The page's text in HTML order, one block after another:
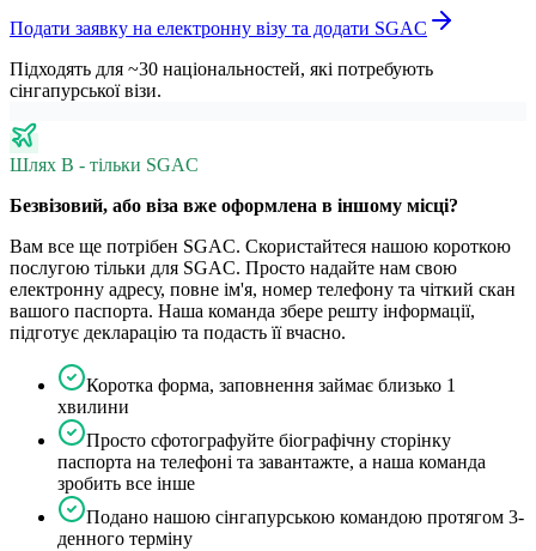
Подати заявку на електронну візу та додати SGAC
Підходять для ~30 національностей, які потребують
сінгапурської візи.
Шлях B - тільки SGAC
Безвізовий, або віза вже оформлена в іншому місці?
Вам все ще потрібен SGAC. Скористайтеся нашою короткою
послугою тільки для SGAC. Просто надайте нам свою
електронну адресу, повне ім'я, номер телефону та чіткий скан
вашого паспорта. Наша команда збере решту інформації,
підготує декларацію та подасть її вчасно.
Коротка форма, заповнення займає близько 1
хвилини
Просто сфотографуйте біографічну сторінку
паспорта на телефоні та завантажте, а наша команда
зробить все інше
Подано нашою сінгапурською командою протягом 3-
денного терміну